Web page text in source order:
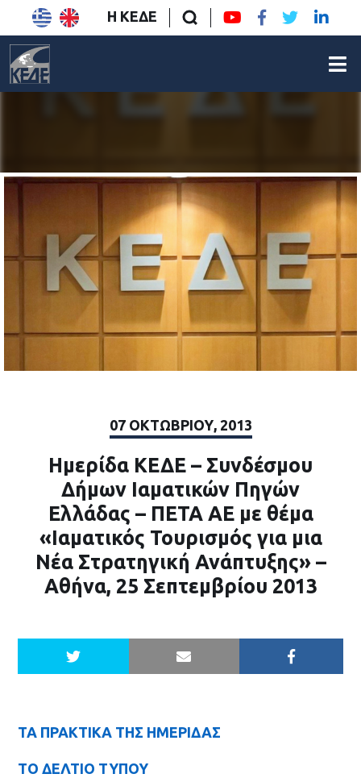
Η ΚΕΔΕ
07 ΟΚΤΩΒΡΊΟΥ, 2013
Ημερίδα ΚΕΔΕ – Συνδέσμου
Δήμων Ιαματικών Πηγών
Ελλάδας – ΠΕΤΑ ΑΕ με θέμα
«Ιαματικός Τουρισμός για μια
Νέα Στρατηγική Ανάπτυξης» –
Αθήνα, 25 Σεπτεμβρίου 2013
ΤΑ ΠΡΑΚΤΙΚΑ ΤΗΣ ΗΜΕΡΙΔΑΣ
ΤΟ ΔΕΛΤΙΟ ΤΥΠΟΥ